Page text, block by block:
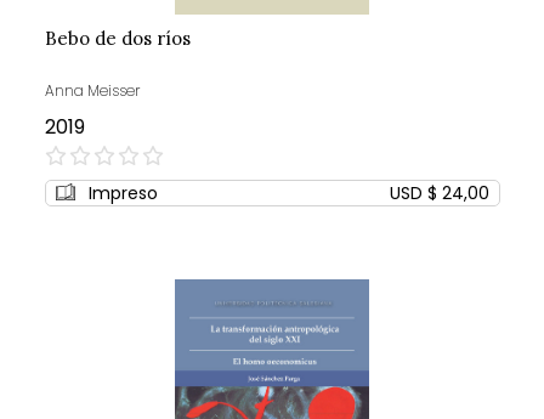
Bebo de dos ríos
Anna Meisser
2019
0%
Impreso USD $ 24,00